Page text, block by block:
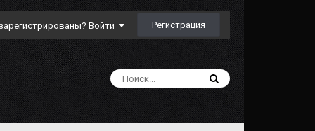
Войти Регистрация